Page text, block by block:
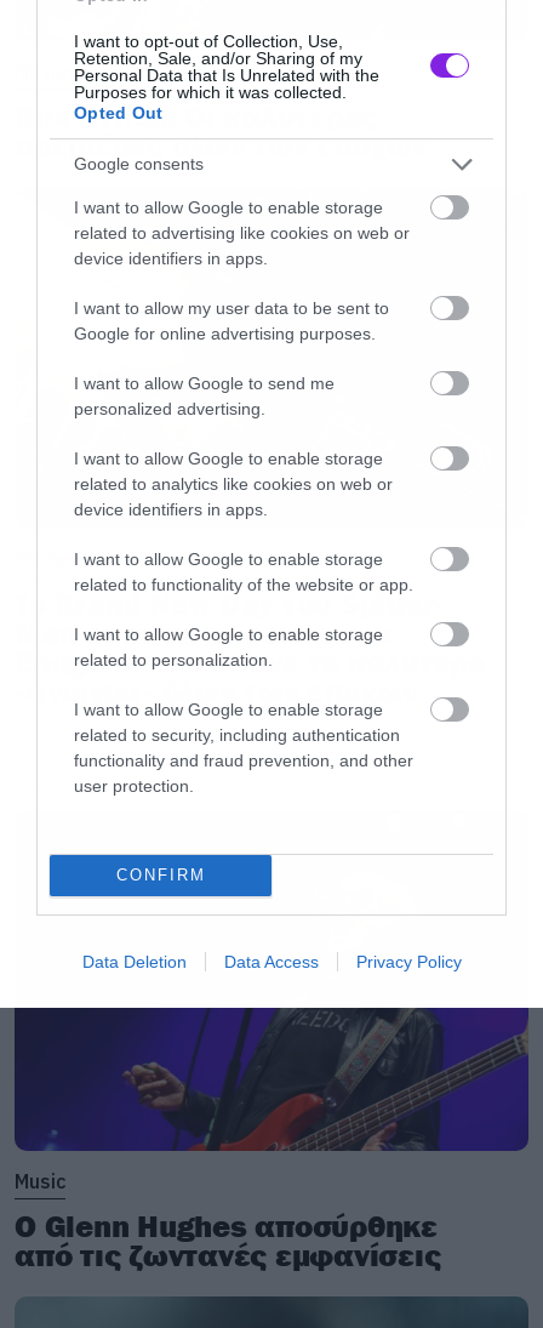
I want to opt-out of Collection, Use,
Retention, Sale, and/or Sharing of my
Personal Data that Is Unrelated with the
Purposes for which it was collected.
Opted Out
Google consents
I want to allow Google to enable storage
related to advertising like cookies on web or
device identifiers in apps.
I want to allow my user data to be sent to
Google for online advertising purposes.
I want to allow Google to send me
personalized advertising.
I want to allow Google to enable storage
related to analytics like cookies on web or
device identifiers in apps.
I want to allow Google to enable storage
related to functionality of the website or app.
I want to allow Google to enable storage
related to personalization.
I want to allow Google to enable storage
related to security, including authentication
functionality and fraud prevention, and other
user protection.
CONFIRM
Data Deletion Data Access Privacy Policy
Movies
Box Office: Οι καλύτερες
πρεμιέρες όλων των εποχών
Movies
Το Brand New Day του Spider-
Man έσπασε το ρεκόρ του
Endgame και έκανε το καλύτερο
Music
Ο Glenn Hughes αποσύρθηκε
από τις ζωντανές εμφανίσεις